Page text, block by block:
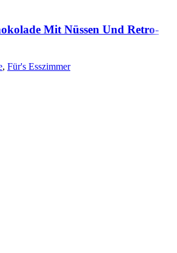
Mit Nüssen Und Retro-
, Für's Esszimmer